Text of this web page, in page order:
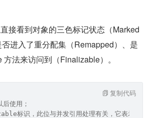
接看到对象的三色标记状态（Marked
进入了重分配集（Remapped）、是
法来访问到（Finalizable）。
使用；
标识，此位与并发引用处理有关，它表示这
复制代码